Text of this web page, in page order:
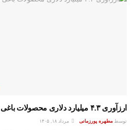
ارزآوری ۴.۳ میلیارد دلاری محصولات باغی و گلخانه‌ای
توسط مطهره پورزمانی مرداد ۱۸, ۱۴۰۵